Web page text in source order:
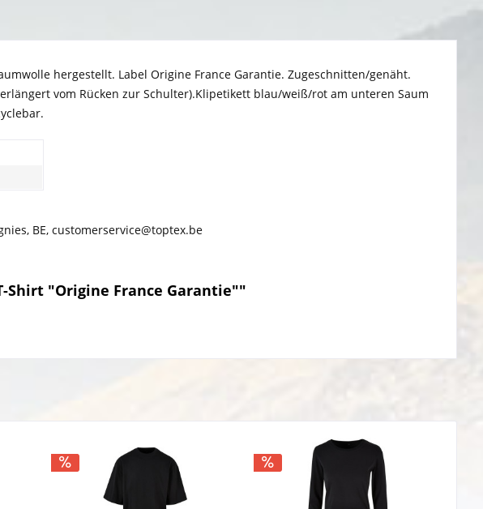
hergestellt. Label Origine France Garantie. Zugeschnitten/genäht.
vom Rücken zur Schulter).Klipetikett blau/weiß/rot am unteren Saum
BE, customerservice@toptex.be
Shirt "Origine France Garantie""